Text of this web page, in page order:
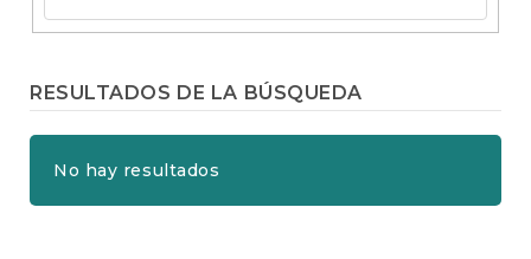
a
B
a
r
l
RESULTADOS DE LA BÚSQUEDA
No hay resultados